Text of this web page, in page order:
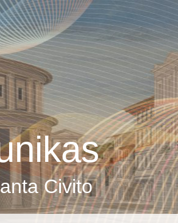
Civito